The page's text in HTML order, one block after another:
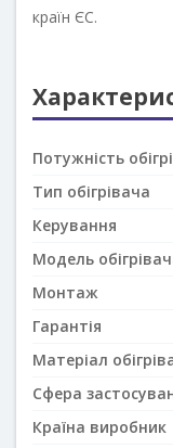
країн ЄС.
Потужність
Тип обігрівача
Керування
Модель
Монтаж
Гарантія
Матеріал
Сфера
Країна виробник